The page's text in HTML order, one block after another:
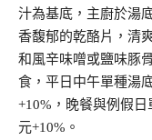
汁為基底，主廚於湯
香馥郁的乾酪片，清
和風辛味噌或鹽味豚
食，平日中午單種湯
+10%，晚餐與例假
元+10%。